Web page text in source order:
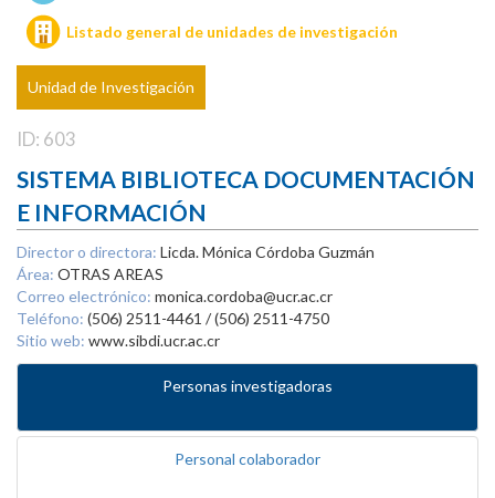
Listado general de unidades de investigación
Unidad de Investigación
ID: 603
SISTEMA BIBLIOTECA DOCUMENTACIÓN
E INFORMACIÓN
Director o directora: Licda. Mónica Córdoba Guzmán
Área: OTRAS AREAS
Correo electrónico: monica.cordoba@ucr.ac.cr
Teléfono: (506) 2511-4461 / (506) 2511-4750
Sitio web: www.sibdi.ucr.ac.cr
Personas investigadoras
Personal colaborador